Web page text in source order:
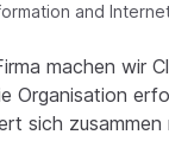
and
machen wir
Organisation
sich zusammen